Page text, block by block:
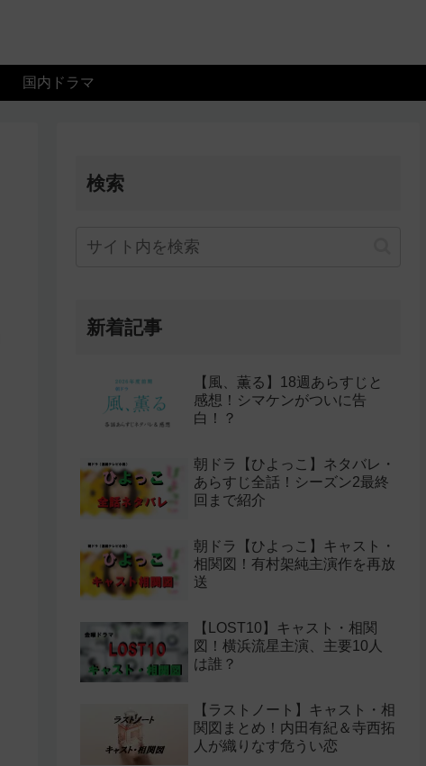
国内ドラマ
検索
新着記事
【風、薫る】18週あらすじと
感想！シマケンがついに告
白！？
朝ドラ【ひよっこ】ネタバレ・
あらすじ全話！シーズン2最終
回まで紹介
朝ドラ【ひよっこ】キャスト・
相関図！有村架純主演作を再放
送
【LOST10】キャスト・相関
図！横浜流星主演、主要10人
は誰？
【ラストノート】キャスト・相
関図まとめ！内田有紀＆寺西拓
人が織りなす危うい恋